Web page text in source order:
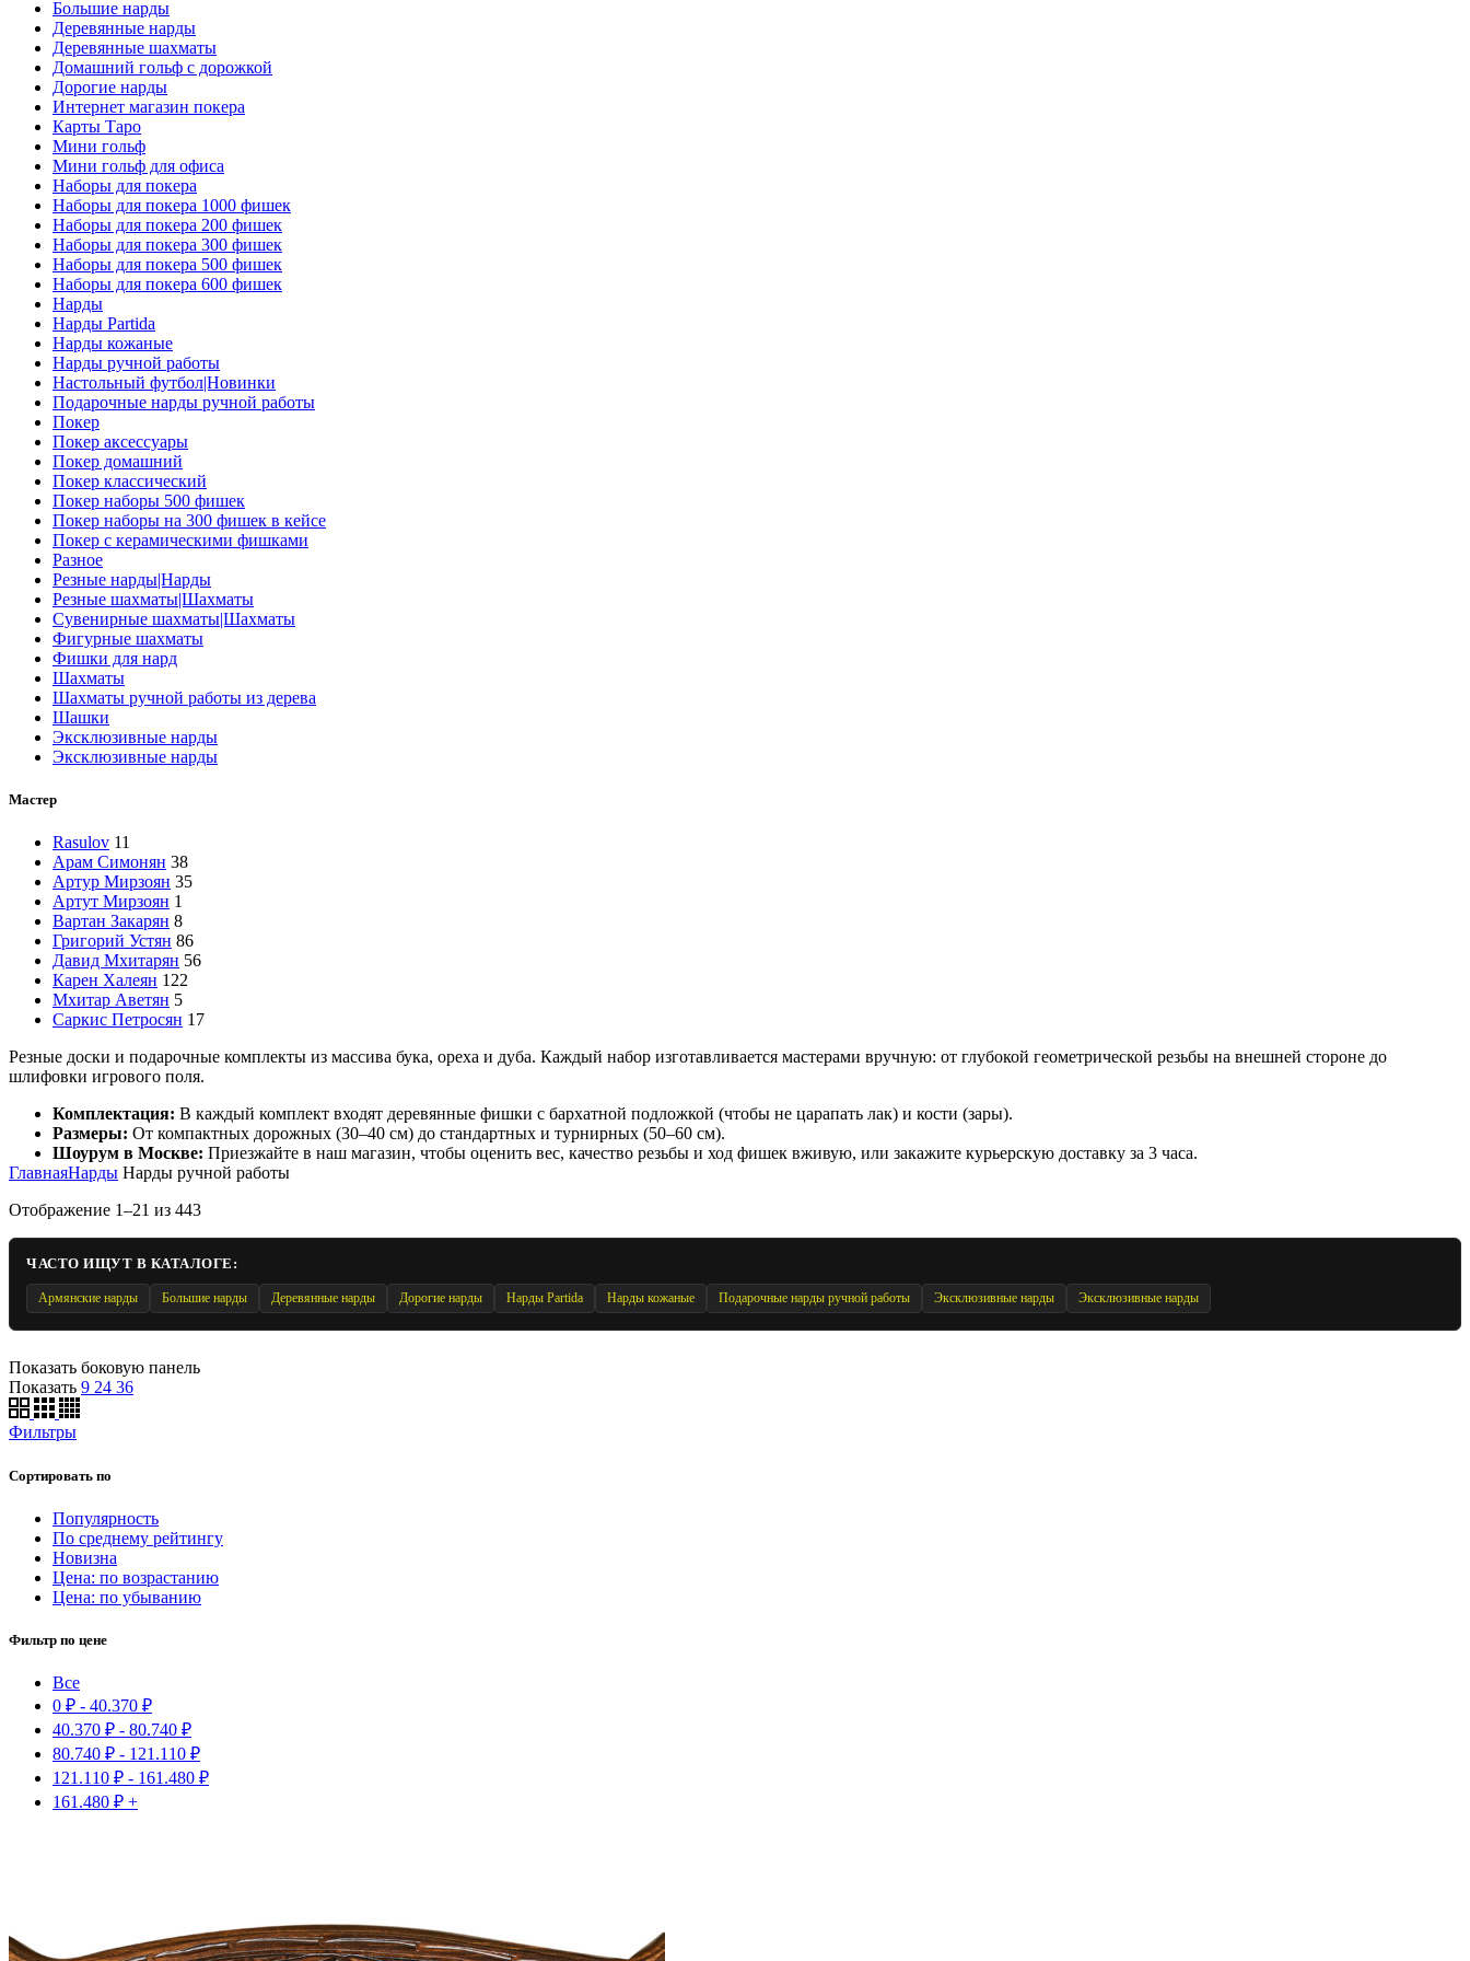
Большие нарды
Деревянные нарды
Деревянные шахматы
Домашний гольф с дорожкой
Дорогие нарды
Интернет магазин покера
Карты Таро
Мини гольф
Мини гольф для офиса
Наборы для покера
Наборы для покера 1000 фишек
Наборы для покера 200 фишек
Наборы для покера 300 фишек
Наборы для покера 500 фишек
Наборы для покера 600 фишек
Нарды
Нарды Partida
Нарды кожаные
Нарды ручной работы
Настольный футбол|Новинки
Подарочные нарды ручной работы
Покер
Покер аксессуары
Покер домашний
Покер классический
Покер наборы 500 фишек
Покер наборы на 300 фишек в кейсе
Покер с керамическими фишками
Разное
Резные нарды|Нарды
Резные шахматы|Шахматы
Сувенирные шахматы|Шахматы
Фигурные шахматы
Фишки для нард
Шахматы
Шахматы ручной работы из дерева
Шашки
Эксклюзивные нарды
Эксклюзивные нарды
Мастер
Rasulov 11
Арам Симонян 38
Артур Мирзоян 35
Артут Мирзоян 1
Вартан Закарян 8
Григорий Устян 86
Давид Мхитарян 56
Карен Халеян 122
Мхитар Аветян 5
Саркис Петросян 17
Резные доски и подарочные комплекты из массива бука, ореха и дуба. Каждый набор изготавливается мастерами вручную: от глубокой геометрической резьбы на внешней стороне до
шлифовки игрового поля.
Комплектация: В каждый комплект входят деревянные фишки с бархатной подложкой (чтобы не царапать лак) и кости (зары).
Размеры: От компактных дорожных (30–40 см) до стандартных и турнирных (50–60 см).
Шоурум в Москве: Приезжайте в наш магазин, чтобы оценить вес, качество резьбы и ход фишек вживую, или закажите курьерскую доставку за 3 часа.
ГлавнаяНарды Нарды ручной работы
Отображение 1–21 из 443
ЧАСТО ИЩУТ В КАТАЛОГЕ:
Армянские нарды Большие нарды Деревянные нарды Дорогие нарды Нарды Partida Нарды кожаные Подарочные нарды ручной работы Эксклюзивные нарды Эксклюзивные нарды
Показать боковую панель
Показать 9 24 36
Фильтры
Сортировать по
Популярность
По среднему рейтингу
Новизна
Цена: по возрастанию
Цена: по убыванию
Фильтр по цене
Все
0 ₽ - 40.370 ₽
40.370 ₽ - 80.740 ₽
80.740 ₽ - 121.110 ₽
121.110 ₽ - 161.480 ₽
161.480 ₽ +